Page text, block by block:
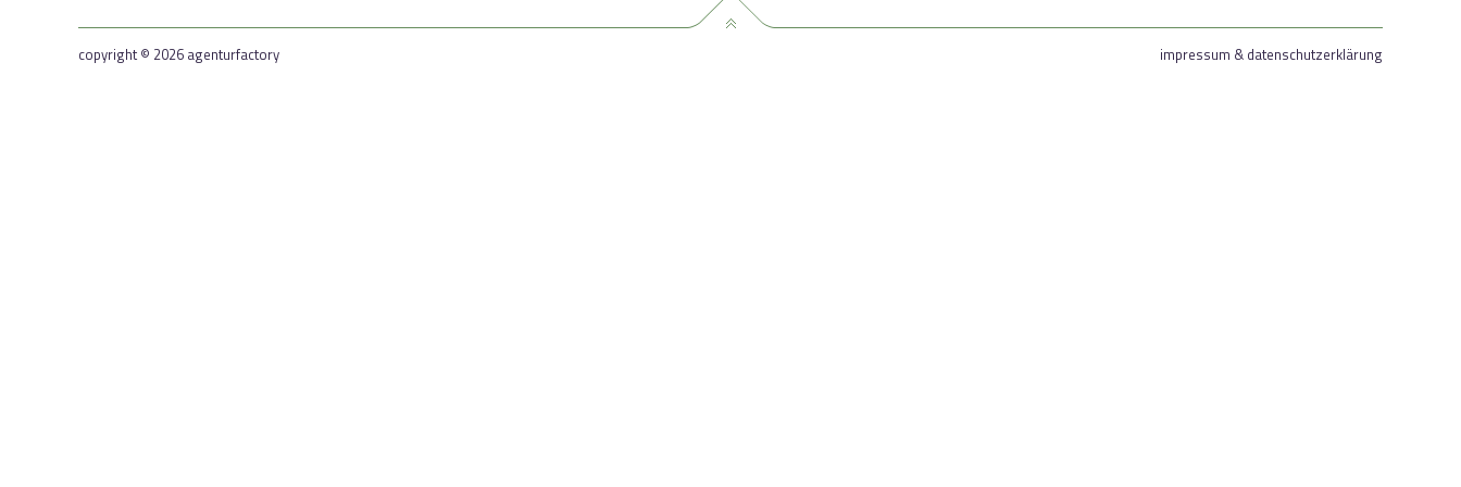
copyright © 2026 agenturfactory impressum & datenschutzerklärung